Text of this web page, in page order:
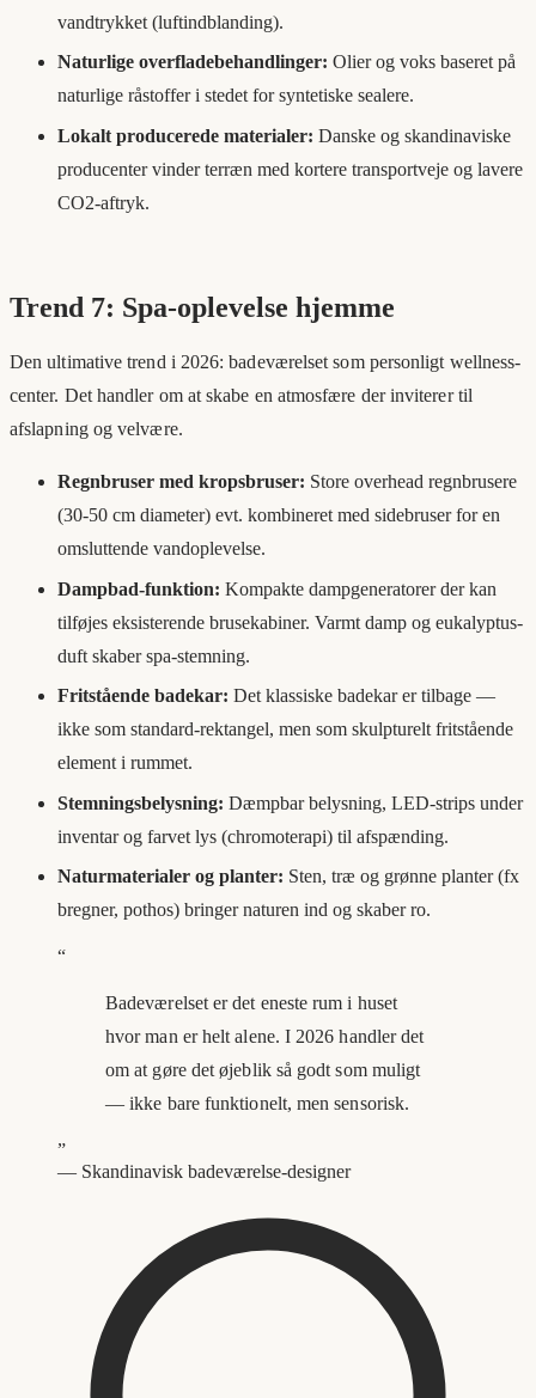
vandtrykket (luftindblanding).
Naturlige overfladebehandlinger: Olier og voks baseret på
naturlige råstoffer i stedet for syntetiske sealere.
Lokalt producerede materialer: Danske og skandinaviske
producenter vinder terræn med kortere transportveje og lavere
CO2-aftryk.
Trend 7: Spa-oplevelse hjemme
Den ultimative trend i 2026: badeværelset som personligt wellness-
center. Det handler om at skabe en atmosfære der inviterer til
afslapning og velvære.
Regnbruser med kropsbruser: Store overhead regnbrusere
(30-50 cm diameter) evt. kombineret med sidebruser for en
omsluttende vandoplevelse.
Dampbad-funktion: Kompakte dampgeneratorer der kan
tilføjes eksisterende brusekabiner. Varmt damp og eukalyptus-
duft skaber spa-stemning.
Fritstående badekar: Det klassiske badekar er tilbage —
ikke som standard-rektangel, men som skulpturelt fritstående
element i rummet.
Stemningsbelysning: Dæmpbar belysning, LED-strips under
inventar og farvet lys (chromoterapi) til afspænding.
Naturmaterialer og planter: Sten, træ og grønne planter (fx
bregner, pothos) bringer naturen ind og skaber ro.
“
Badeværelset er det eneste rum i huset
hvor man er helt alene. I 2026 handler det
om at gøre det øjeblik så godt som muligt
— ikke bare funktionelt, men sensorisk.
”
— Skandinavisk badeværelse-designer